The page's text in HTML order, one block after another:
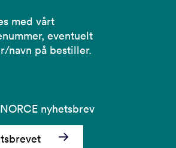
med vårt
eventuelt
navn på bestiller.
nyhetsbrev